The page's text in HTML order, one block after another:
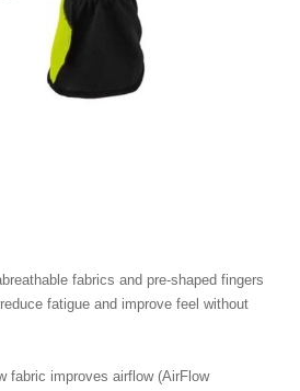
fabrics and pre-shaped fingers
fatigue and improve feel without
fabric improves airflow (AirFlow